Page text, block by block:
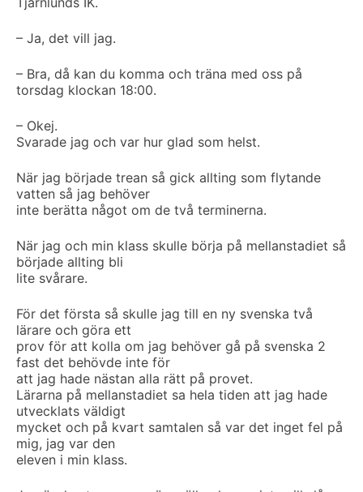
– Ja, det vill jag.
– Bra, då kan du komma och träna med oss på
torsdag klockan 18:00.
– Okej.
Svarade jag och var hur glad som helst.
När jag började trean så gick allting som flytande
vatten så jag behöver
inte berätta något om de två terminerna.
När jag och min klass skulle börja på mellanstadiet så
började allting bli
lite svårare.
För det första så skulle jag till en ny svenska två
lärare och göra ett
prov för att kolla om jag behöver gå på svenska 2
fast det behövde inte för
att jag hade nästan alla rätt på provet.
Lärarna på mellanstadiet sa hela tiden att jag hade
utvecklats väldigt
mycket och på kvart samtalen så var det inget fel på
mig, jag var den
eleven i min klass.